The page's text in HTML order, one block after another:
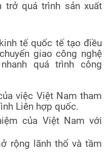
trở quá trình sản xuất
tế quốc tế tạo điều
giao công nghệ
quá trình công
việc Việt Nam tham
Liên hợp quốc.
của Việt Nam với
rộng lãnh thổ và tầm